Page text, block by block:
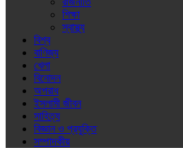
শিক্ষা
স্বাস্থ্য
বিশ্ব
বাণিজ্য
খেলা
বিনোদন
অপরাধ
ইসলামী জীবন
সাহিত্য
বিজ্ঞান ও প্রযুক্তি
সম্পাদকীয়